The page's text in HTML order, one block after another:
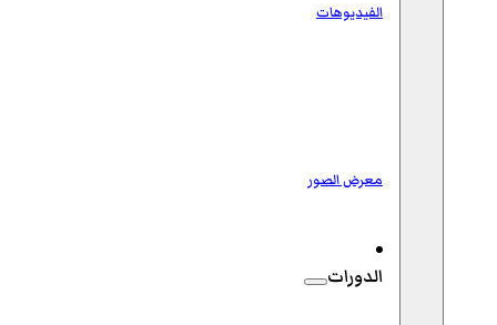
الفيديوهات
معرض الصور
الدورات